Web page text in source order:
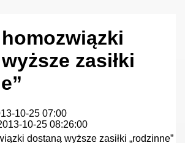
zasiłki
10-25 07:00
10-25 08:26:00